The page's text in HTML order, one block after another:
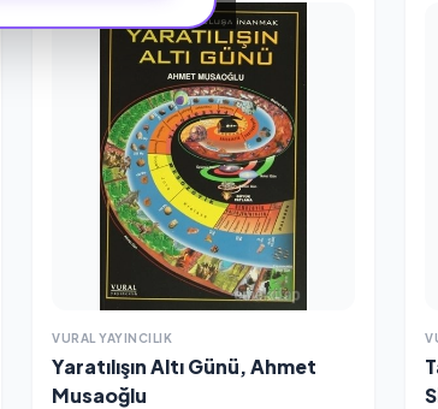
VURAL YAYINCILIK
Yaratılışın Altı Günü, Ahmet
Musaoğlu